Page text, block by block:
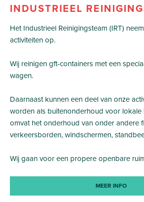
INDUSTRIEEL
Het Industrieel Reinigingsteam (IRT)
activiteiten op.
Wij reinigen gft-containers met een
wagen.
Daarnaast kunnen een deel van onze
worden als buitenonderhoud voor lokale
omvat het onderhoud van onder andere
verkeersborden, windschermen,
Wij gaan voor een propere openbare
MEER INFO